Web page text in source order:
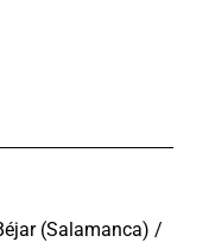
(Salamanca) /